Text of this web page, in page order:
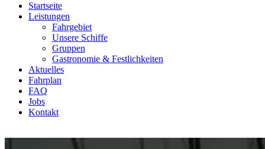
Startseite
Leistungen
Fahrgebiet
Unsere Schiffe
Gruppen
Gastronomie & Festlichkeiten
Aktuelles
Fahrplan
FAQ
Jobs
Kontakt